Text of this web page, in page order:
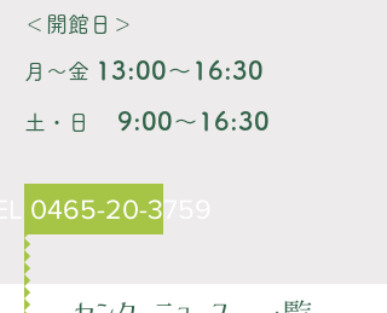
＜開館日＞
月〜金 13:00～16:30
土・日 9:00〜16:30
0465-20-3759